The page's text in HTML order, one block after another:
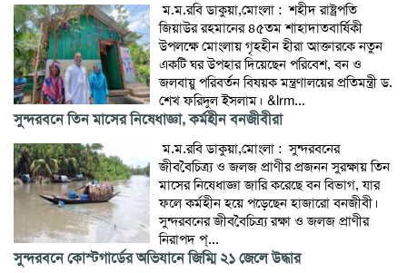
‎ ‎ম.ম.রবি ডাকুয়া,মোংলা : ‎ ‎শহীদ রাষ্ট্রপতি
জিয়াউর রহমানের ৪৫তম শাহাদাতবার্ষিকী
উপলক্ষে মোংলায় গৃহহীন হীরা আক্তারকে নতুন
একটি ঘর উপহার দিয়েছেন পরিবেশ, বন ও
জলবায়ু পরিবর্তন বিষয়ক মন্ত্রণালয়ের প্রতিমন্ত্রী ড.
শেখ ফরিদুল ইসলাম। &lrm...
সুন্দরবনে তিন মাসের নিষেধাজ্ঞা, কর্মহীন বনজীবীরা
‎ ‎ম.ম.রবি ডাকুয়া,মোংলা : ‎ ‎সুন্দরবনের
জীববৈচিত্র্য ও জলজ প্রাণীর প্রজনন সুরক্ষায় তিন
মাসের নিষেধাজ্ঞা জারি করেছে বন বিভাগ, যার
ফলে কর্মহীন হয়ে পড়েছেন হাজারো বনজীবী। ‎
‎সুন্দরবনের জীববৈচিত্র্য রক্ষা ও জলজ প্রাণীর
নিরাপদ প্...
সুন্দরবনে কোস্টগার্ডের অভিযানে জিম্মি ২১ জেলে উদ্ধার